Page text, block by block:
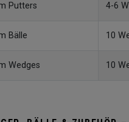
Putters 4-6
Bälle 10
Wedges 10